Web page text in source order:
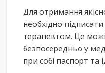
Для отримання
необхідно
терапевтом. Це
безпосередньо у
при собі паспорт та